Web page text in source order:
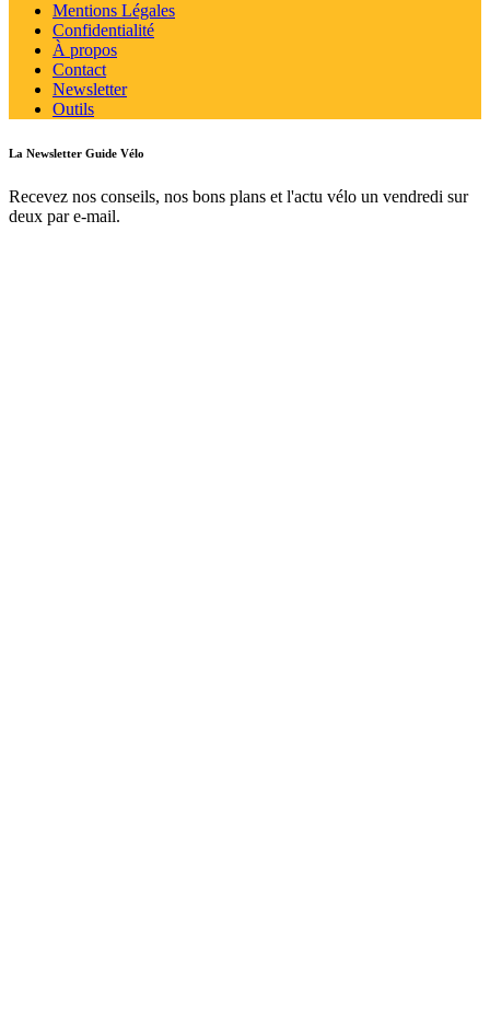
Mentions Légales
Confidentialité
À propos
Contact
Newsletter
Outils
La Newsletter Guide Vélo
Recevez nos conseils, nos bons plans et l'actu vélo un vendredi sur
deux par e-mail.